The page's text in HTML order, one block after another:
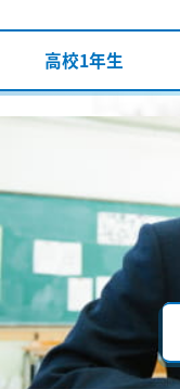
高校1年生